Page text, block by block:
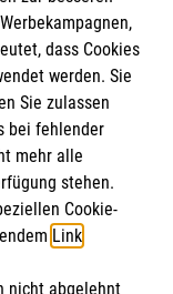
dass Cookies
werden. Sie
Sie zulassen
bei fehlender
mehr alle
stehen.
Cookie-
Link.
nicht abgelehnt